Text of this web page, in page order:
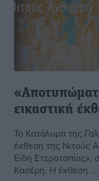
εικαστική
Το Κατάλυμα της
έκθεση της Νιτούς
Είδη
Κασέρη. Η έκθεση ...